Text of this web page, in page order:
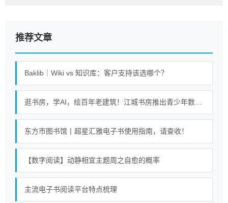
推荐文章
Baklib｜Wiki vs 知识库：客户支持该选哪个？
东方市图书馆丨超星汇雅电子书使用指南，请查收！
【数字阅读】动静相宜主题周之自愈的概率
主流电子书阅读平台特点梳理